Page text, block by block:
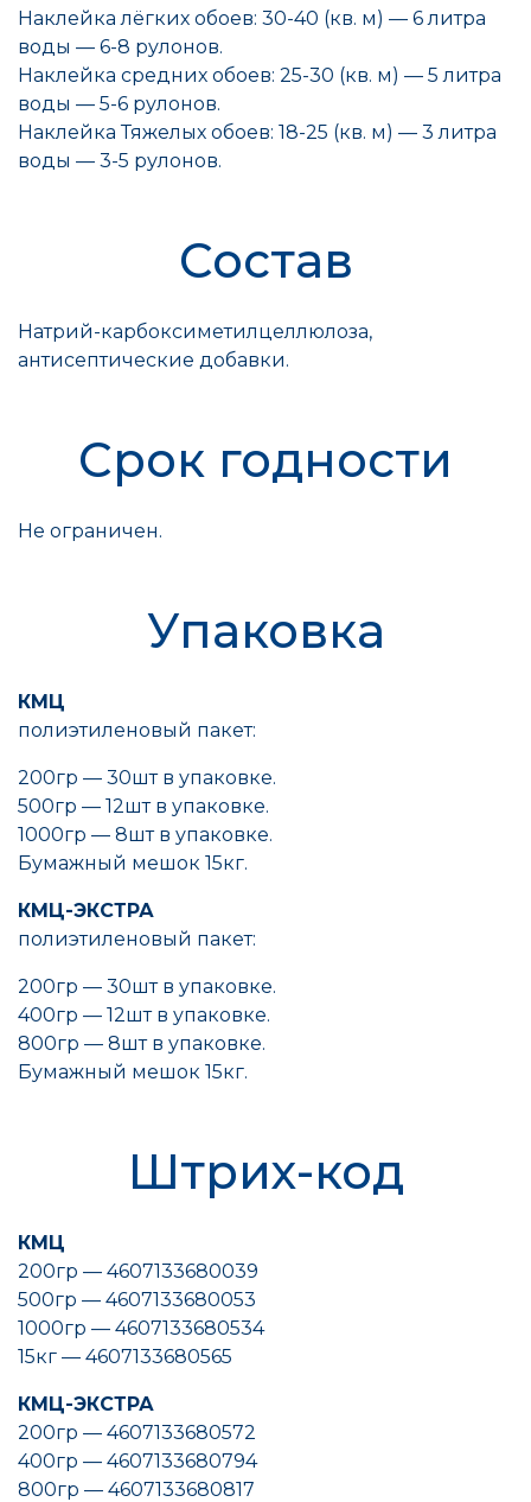
Наклейка лёгких обоев: 30-40 (кв. м) — 6 литра
воды — 6-8 рулонов.
Наклейка средних обоев: 25-30 (кв. м) — 5 литра
воды — 5-6 рулонов.
Наклейка Тяжелых обоев: 18-25 (кв. м) — 3 литра
воды — 3-5 рулонов.
Состав
Натрий-карбоксиметилцеллюлоза,
антисептические добавки.
Срок годности
Не ограничен.
Упаковка
КМЦ
полиэтиленовый пакет:
200гр — 30шт в упаковке.
500гр — 12шт в упаковке.
1000гр — 8шт в упаковке.
Бумажный мешок 15кг.
КМЦ-ЭКСТРА
полиэтиленовый пакет:
200гр — 30шт в упаковке.
400гр — 12шт в упаковке.
800гр — 8шт в упаковке.
Бумажный мешок 15кг.
Штрих-код
КМЦ
200гр — 4607133680039
500гр — 4607133680053
1000гр — 4607133680534
15кг — 4607133680565
КМЦ-ЭКСТРА
200гр — 4607133680572
400гр — 4607133680794
800гр — 4607133680817